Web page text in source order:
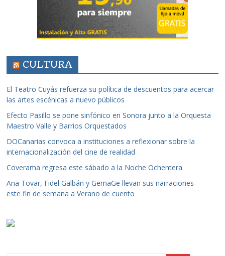
CULTURA
El Teatro Cuyás refuerza su política de descuentos para acercar
las artes escénicas a nuevo públicos
Efecto Pasillo se pone sinfónico en Sonora junto a la Orquesta
Maestro Valle y Barrios Orquestados
DOCanarias convoca a instituciones a reflexionar sobre la
internacionalización del cine de realidad
Coverama regresa este sábado a la Noche Ochentera
Ana Tovar, Fidel Galbán y GemaGe llevan sus narraciones
este fin de semana a Verano de cuento